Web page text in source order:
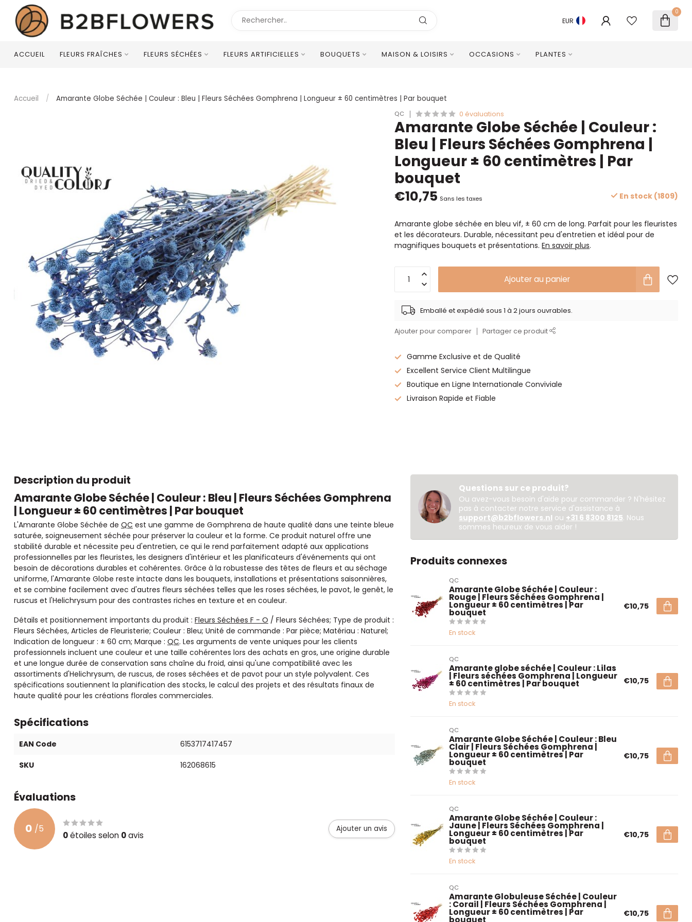
EUR
0
ACCUEIL FLEURS FRAÎCHES FLEURS SÉCHÉES FLEURS ARTIFICIELLES BOUQUETS MAISON & LOISIRS OCCASIONS PLANTES
Accueil / Amarante Globe Séchée | Couleur : Bleu | Fleurs Séchées Gomphrena | Longueur ± 60 centimètres | Par bouquet
QC 0 évaluations
Amarante Globe Séchée | Couleur :
Bleu | Fleurs Séchées Gomphrena |
Longueur ± 60 centimètres | Par
bouquet
€10,75 Sans les taxes En stock (1809)
Amarante globe séchée en bleu vif, ± 60 cm de long. Parfait pour les fleuristes
et les décorateurs. Durable, nécessitant peu d'entretien et idéal pour de
magnifiques bouquets et présentations.En savoir plus.
Ajouter au panier
Emballé et expédié sous 1 à 2 jours ouvrables.
Ajouter pour comparer Partager ce produit
Gamme Exclusive et de Qualité
Excellent Service Client Multilingue
Boutique en Ligne Internationale Conviviale
Livraison Rapide et Fiable
Description du produit
Amarante Globe Séchée | Couleur : Bleu | Fleurs Séchées Gomphrena
| Longueur ± 60 centimètres | Par bouquet
L'Amarante Globe Séchée de QC est une gamme de Gomphrena de haute qualité dans une teinte bleue
saturée, soigneusement séchée pour préserver la couleur et la forme. Ce produit naturel offre une
stabilité durable et nécessite peu d'entretien, ce qui le rend parfaitement adapté aux applications
professionnelles par les fleuristes, les designers d'intérieur et les planificateurs d'événements qui ont
besoin de décorations durables et cohérentes. Grâce à la robustesse des têtes de fleurs et au séchage
uniforme, l'Amarante Globe reste intacte dans les bouquets, installations et présentations saisonnières,
et se combine facilement avec d'autres fleurs séchées telles que les roses séchées, le pavot, le genêt, le
ruscus et l'Helichrysum pour des contrastes riches en texture et en couleur.
Détails et positionnement importants du produit : Fleurs Séchées F - O / Fleurs Séchées; Type de produit :
Fleurs Séchées, Articles de Fleuristerie; Couleur : Bleu; Unité de commande : Par pièce; Matériau : Naturel;
Indication de longueur : ± 60 cm; Marque : QC. Les arguments de vente uniques pour les clients
professionnels incluent une couleur et une taille cohérentes lors des achats en gros, une origine durable
et une longue durée de conservation sans chaîne du froid, ainsi qu'une compatibilité avec les
assortiments d'Helichrysum, de ruscus, de roses séchées et de pavot pour un style polyvalent. Ces
spécifications soutiennent la planification des stocks, le calcul des projets et des résultats finaux de
haute qualité pour les créations florales commerciales.
Spécifications
EAN Code 6153717417457
SKU 162068615
Évaluations
0 /5
0étoiles selon 0avis
Ajouter un avis
Questions sur ce produit?
Ou avez-vous besoin d'aide pour commander ? N'hésitez
pas à contacter notre service d'assistance à
support@b2bflowers.nl ou +31 6 8300 8125. Nous
sommes heureux de vous aider !
Produits connexes
QC
Amarante Globe Séchée | Couleur :
Rouge | Fleurs Séchées Gomphrena |
Longueur ± 60 centimètres | Par
bouquet
En stock
€10,75
QC
Amarante globe séchée | Couleur : Lilas
| Fleurs séchées Gomphrena | Longueur
± 60 centimètres | Par bouquet
En stock
€10,75
QC
Amarante Globe Séchée | Couleur : Bleu
Clair | Fleurs Séchées Gomphrena |
Longueur ± 60 centimètres | Par
bouquet
En stock
€10,75
QC
Amarante Globe Séchée | Couleur :
Jaune | Fleurs Séchées Gomphrena |
Longueur ± 60 centimètres | Par
bouquet
En stock
€10,75
QC
Amarante Globuleuse Séchée | Couleur
: Corail | Fleurs Séchées Gomphrena |
Longueur ± 60 centimètres | Par
bouquet
€10,75